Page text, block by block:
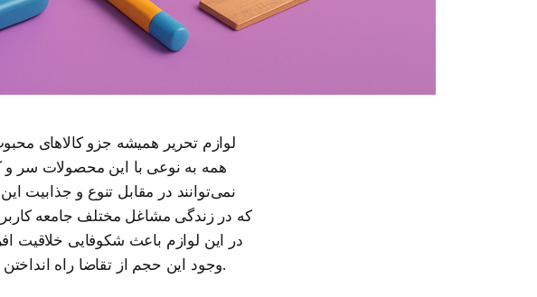
لوازم تحریر همیشه جزو کالاهای
همه به نوعی با این محصولات سر و
نمی‌توانند در مقابل تنوع و جذابیت
که در زندگی مشاغل مختلف جامعه کاربرد
در این لوازم باعث شکوفایی خلاقیت
وجود این حجم از تقاضا راه انداختن یک کسب و کار با این محصول راه خوبی برای کسب درآمد است.